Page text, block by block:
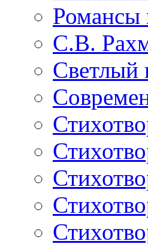
Романсы
С.В.
Светлый